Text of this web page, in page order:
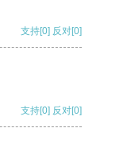
支持[0] 反对[0]
支持[0] 反对[0]